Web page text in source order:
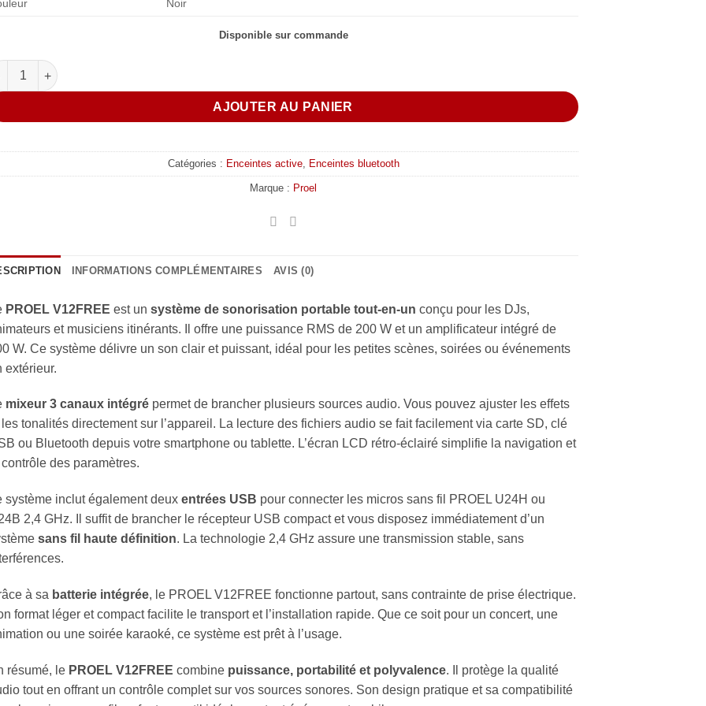
Noir
Disponible sur commande
de PROEL - V12FREE
AJOUTER AU PANIER
Catégories : Enceintes active, Enceintes bluetooth
Marque : Proel
INFORMATIONS COMPLÉMENTAIRES AVIS (0)
PROEL V12FREE est un système de sonorisation portable tout-en-un conçu pour les DJs,
et musiciens itinérants. Il offre une puissance RMS de 200 W et un amplificateur intégré de
W. Ce système délivre un son clair et puissant, idéal pour les petites scènes, soirées ou événements
extérieur.
mixeur 3 canaux intégré permet de brancher plusieurs sources audio. Vous pouvez ajuster les effets
tonalités directement sur l’appareil. La lecture des fichiers audio se fait facilement via carte SD, clé
ou Bluetooth depuis votre smartphone ou tablette. L’écran LCD rétro-éclairé simplifie la navigation et
contrôle des paramètres.
système inclut également deux entrées USB pour connecter les micros sans fil PROEL U24H ou
2,4 GHz. Il suffit de brancher le récepteur USB compact et vous disposez immédiatement d’un
sans fil haute définition. La technologie 2,4 GHz assure une transmission stable, sans
à sa batterie intégrée, le PROEL V12FREE fonctionne partout, sans contrainte de prise électrique.
format léger et compact facilite le transport et l’installation rapide. Que ce soit pour un concert, une
ou une soirée karaoké, ce système est prêt à l’usage.
résumé, le PROEL V12FREE combine puissance, portabilité et polyvalence. Il protège la qualité
tout en offrant un contrôle complet sur vos sources sonores. Son design pratique et sa compatibilité